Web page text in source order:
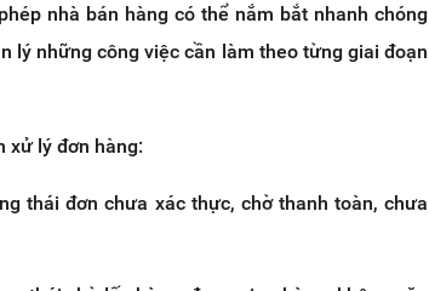
nhà bán hàng có thể nắm bắt nhanh chóng
lý những công việc cần làm theo từng giai đoạn
xử lý đơn hàng:
thái đơn chưa xác thực, chờ thanh toàn, chưa